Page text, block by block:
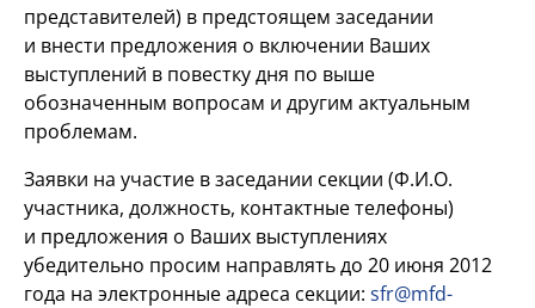
представителей) в предстоящем заседании
и внести предложения о включении Ваших
выступлений в повестку дня по выше
обозначенным вопросам и другим актуальным
проблемам.
Заявки на участие в заседании секции (Ф.И.О.
участника, должность, контактные телефоны)
и предложения о Ваших выступлениях
убедительно просим направлять до 20 июня 2012
года на электронные адреса секции: sfr@mfd-